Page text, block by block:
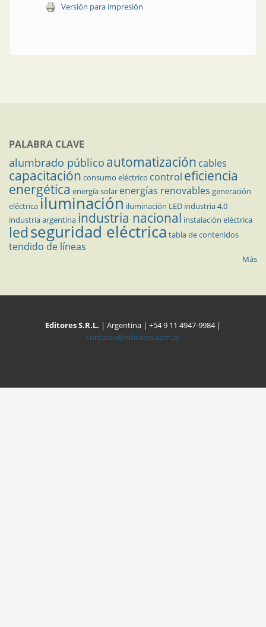
Versión para impresión
PALABRA CLAVE
alumbrado público automatización cables
capacitación consumo eléctrico control eficiencia
energética energía solar energías renovables generación
eléctricailuminación iluminación LED industria 4.0
industria argentina industria nacional instalación eléctrica
ledseguridad eléctrica tabla de contenidos
tendido de líneas
Más
Editores S.R.L. | Argentina | +54 9 11 4947-9984 |
contacto@editores.com.ar